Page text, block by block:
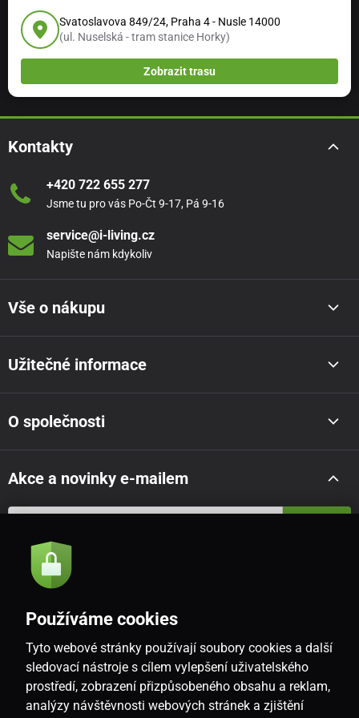
Svatoslavova 849/24, Praha 4 - Nusle 14000
(ul. Nuselská - tram stanice Horky)
Zobrazit trasu
Kontakty
+420 722 655 277
Jsme tu pro vás Po-Čt 9-17, Pá 9-16
service@i-living.cz
Napište nám kdykoliv
Vše o nákupu
Užitečné informace
O společnosti
Akce a novinky e-mailem
Souhlasím se
CZ
Používáme cookies
Tyto webové stránky používají soubory cookies a další
sledovací nástroje s cílem vylepšení uživatelského
prostředí, zobrazení přizpůsobeného obsahu a reklam,
analýzy návštěvnosti webových stránek a zjištění